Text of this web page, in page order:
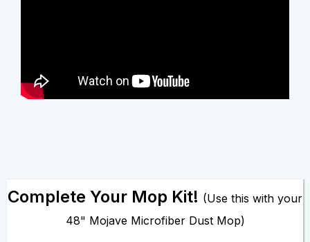
Complete Your Mop Kit! (Use this with your
48" Mojave Microfiber Dust Mop)